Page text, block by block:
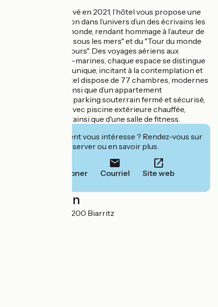
Entièrement rénové en 2021, l’hôtel vous propose une
véritable immersion dans l’univers d’un des écrivains les
plus célèbres au monde, rendant hommage à l’auteur de
"Vingt Mille lieues sous les mers" et du "Tour du monde
en quatre-vingts jours". Des voyages aériens aux
profondeurs sous-marines, chaque espace se distingue
par sa décoration unique, incitant à la contemplation et
au bien-être. L'hôtel dispose de 77 chambres, modernes
et confortables, ainsi que d’un appartement
indépendant, d'un parking souterrain fermé et sécurisé,
d'un grand jardin avec piscine extérieure chauffée,
ouverte en saison ainsi que d'une salle de fitness.
Cet établissement vous intéresse ? Rendez-vous sur
leur site pour réserver ou en savoir plus.
Téléphoner Courriel Site web
Localisation
2 rue Guy Petit 64200 Biarritz